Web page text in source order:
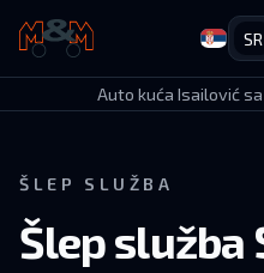
Auto Kuća Isailović
SR
Auto kuća Isailović
ŠLEP SLUŽBA
Šlep služba